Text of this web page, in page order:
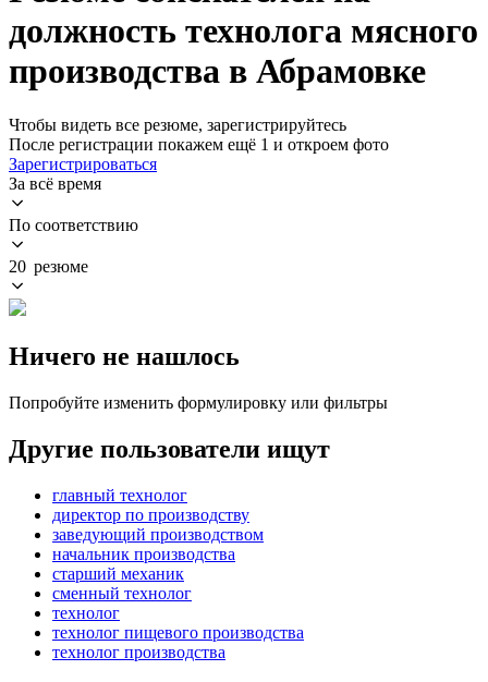
должность технолога мясного
производства в Абрамовке
Чтобы видеть все резюме, зарегистрируйтесь
После регистрации покажем ещё 1 и откроем фото
Зарегистрироваться
За всё время
По соответствию
20 резюме
Ничего не нашлось
Попробуйте изменить формулировку или фильтры
Другие пользователи ищут
главный технолог
директор по производству
заведующий производством
начальник производства
старший механик
сменный технолог
технолог
технолог пищевого производства
технолог производства